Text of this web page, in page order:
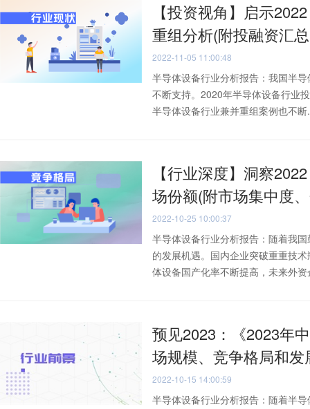
【投资视角】启示
重组分析(附投融资汇
2022-11-05 11:00:48
半导体设备行业分析报告：我国半
不断支持。2020年半导体设备行业
半导体设备行业兼并重组案例也不断
【行业深度】洞察
场份额(附市场集中度
2022-10-25 10:00:37
半导体设备行业分析报告：随着我
的发展机遇。国内企业突破重重技
体设备国产化率不断提高，未来外
预见2023：《2023年
场规模、竞争格局和发
2022-10-15 14:00:59
半导体设备行业分析报告：随着半